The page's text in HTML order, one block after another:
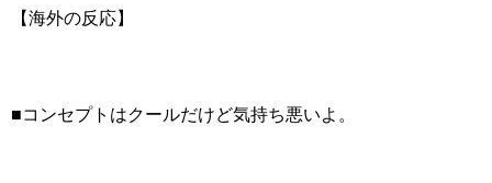
【海外の反応】
■コンセプトはクールだけど気持ち悪いよ。